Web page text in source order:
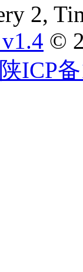
2,
©
陕ICP